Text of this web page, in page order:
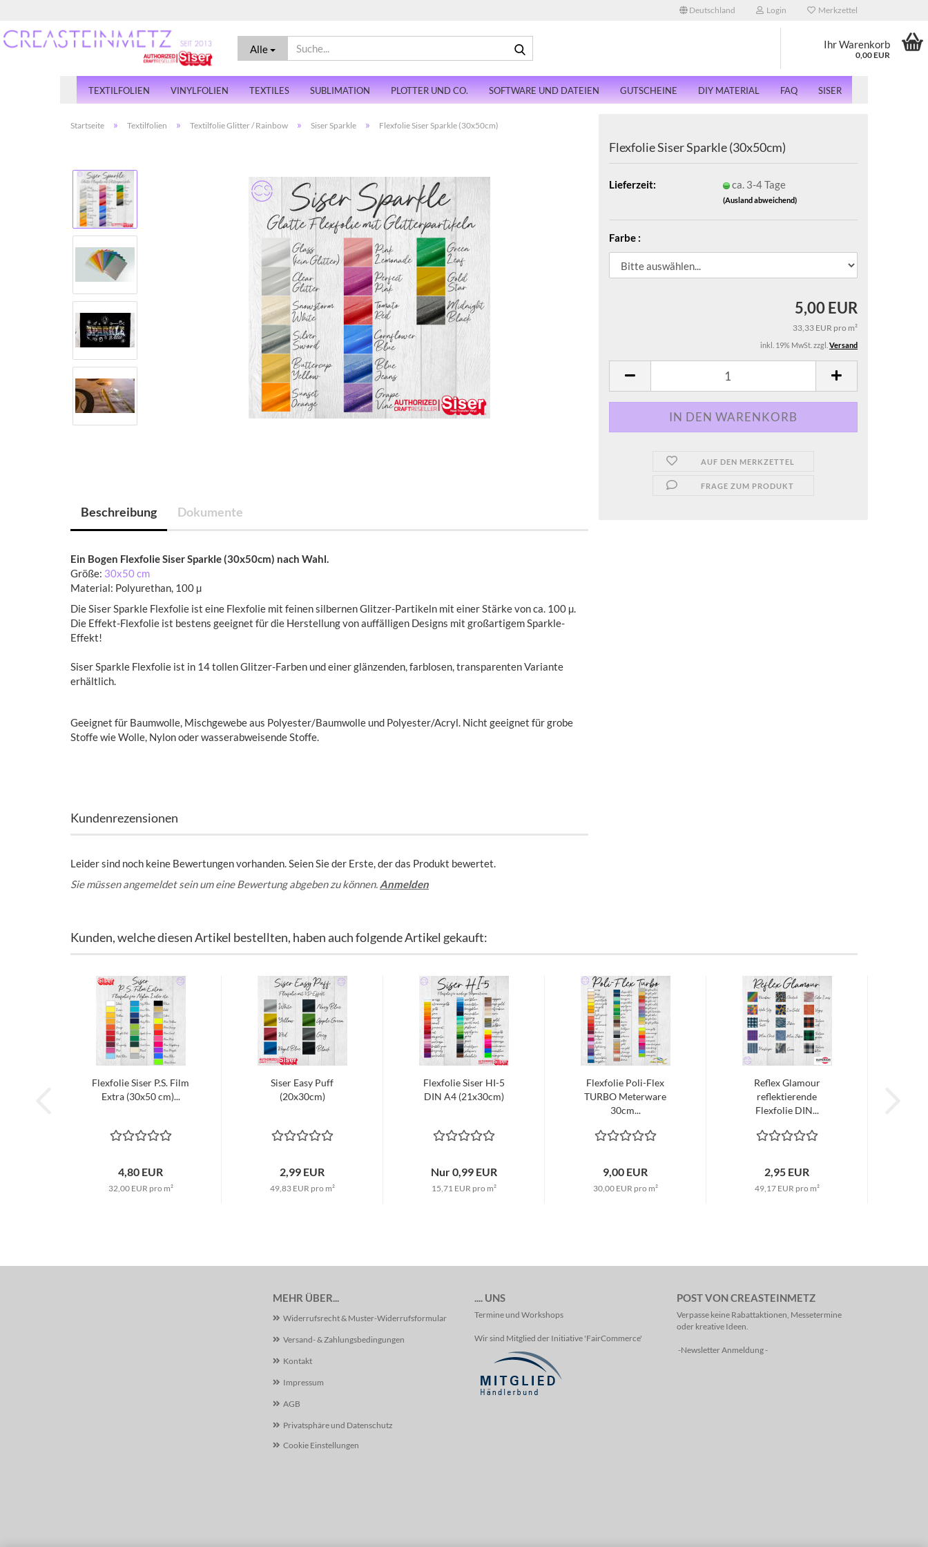
Deutschland Login Merkzettel
Alle Ihr Warenkorb
0,00 EUR
TEXTILFOLIEN VINYLFOLIEN TEXTILES SUBLIMATION PLOTTER UND CO. SOFTWARE UND DATEIEN GUTSCHEINE DIY MATERIAL FAQ SISER
Startseite » Textilfolien » Textilfolie Glitter / Rainbow » Siser Sparkle » Flexfolie Siser Sparkle (30x50cm)
Flexfolie Siser Sparkle (30x50cm)
Lieferzeit: ca. 3-4 Tage
(Ausland abweichend)
Farbe :
5,00 EUR
33,33 EUR pro m²
inkl. 19% MwSt. zzgl. Versand
AUF DEN MERKZETTEL
FRAGE ZUM PRODUKT
Beschreibung Dokumente
Ein Bogen Flexfolie Siser Sparkle (30x50cm) nach Wahl.
Größe: 30x50 cm
Material: Polyurethan, 100 µ
Die Siser Sparkle Flexfolie ist eine Flexfolie mit feinen silbernen Glitzer-Partikeln mit einer Stärke von ca. 100 µ.
Die Effekt-Flexfolie ist bestens geeignet für die Herstellung von auffälligen Designs mit großartigem Sparkle-
Effekt!
Siser Sparkle Flexfolie ist in 14 tollen Glitzer-Farben und einer glänzenden, farblosen, transparenten Variante
erhältlich.
Geeignet für Baumwolle, Mischgewebe aus Polyester/Baumwolle und Polyester/Acryl. Nicht geeignet für grobe
Stoffe wie Wolle, Nylon oder wasserabweisende Stoffe.
Kundenrezensionen
Leider sind noch keine Bewertungen vorhanden. Seien Sie der Erste, der das Produkt bewertet.
Sie müssen angemeldet sein um eine Bewertung abgeben zu können. Anmelden
Kunden, welche diesen Artikel bestellten, haben auch folgende Artikel gekauft:
Flexfolie Siser P.S. Film
Extra (30x50 cm)...
4,80 EUR
32,00 EUR pro m²
Siser Easy Puff
(20x30cm)
2,99 EUR
49,83 EUR pro m²
Flexfolie Siser HI-5
DIN A4 (21x30cm)
Nur 0,99 EUR
15,71 EUR pro m²
Flexfolie Poli-Flex
TURBO Meterware
30cm...
9,00 EUR
30,00 EUR pro m²
Reflex Glamour
reflektierende
Flexfolie DIN...
2,95 EUR
49,17 EUR pro m²
MEHR ÜBER...
Widerrufsrecht & Muster-Widerrufsformular
Versand- & Zahlungsbedingungen
Kontakt
Impressum
AGB
Privatsphäre und Datenschutz
Cookie Einstellungen
.... UNS
Termine und Workshops
Wir sind Mitglied der Initiative 'FairCommerce'
POST VON CREASTEINMETZ
Verpasse keine Rabattaktionen, Messetermine
oder kreative Ideen.
-Newsletter Anmeldung -